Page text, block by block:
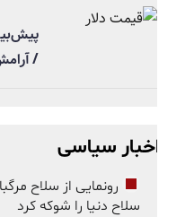
/ آرامش
سیاسی
رونمایی از سلاح مرگبار
سلاح دنیا را شوکه کرد